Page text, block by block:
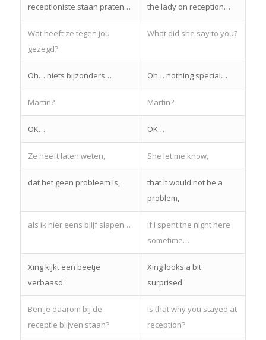
receptioniste staan praten…
the lady on reception…
Wat heeft ze tegen jou
gezegd?
What did she say to you?
Oh… niets bijzonders… Oh… nothing special…
Martin? Martin?
OK… OK…
Ze heeft laten weten, She let me know,
dat het geen probleem is,
that it would not be a
problem,
als ik hier eens blijf slapen…
if I spent the night here
sometime…
Xing kijkt een beetje
verbaasd.
Xing looks a bit
surprised.
Ben je daarom bij de
receptie blijven staan?
Is that why you stayed at
reception?